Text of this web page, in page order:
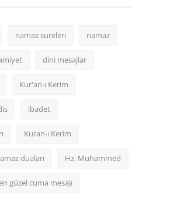
namaz sureleri namaz
dini mesajlar
Kur'an-ı Kerim
ibadet
Kuran-ı Kerim
duaları Hz. Muhammed
güzel cuma mesajı